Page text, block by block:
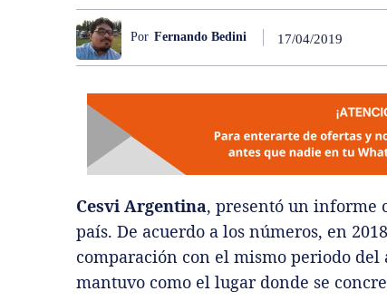
Por Fernando Bedini 17/04/2019
Cesvi Argentina, presentó un informe
país. De acuerdo a los números, en
comparación con el mismo periodo del
mantuvo como el lugar donde se